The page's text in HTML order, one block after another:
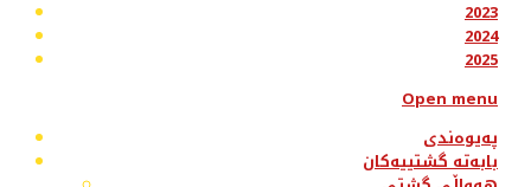
2023
2024
2025
Open menu
پەیوەندی
بابەتە گشتییەکان